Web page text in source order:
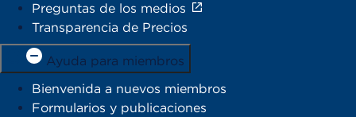
Preguntas de los medios
Transparencia de Precios
Ayuda para miembros
Bienvenida a nuevos miembros
Formularios y publicaciones